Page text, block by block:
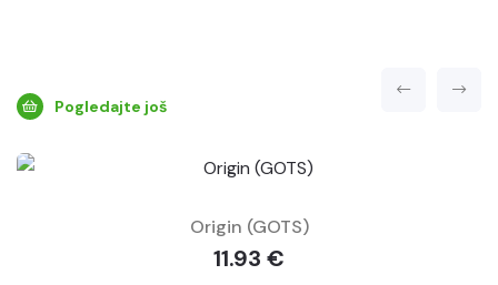
Pogledajte još
Origin (GOTS)
11.93 €